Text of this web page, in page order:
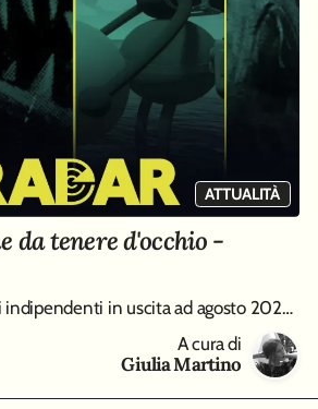
ATTUALITÀ
da tenere d'occhio -
I migliori videogiochi indipendenti in uscita ad agosto 2026, da Big Walk a Entropy
A cura di
Giulia Martino